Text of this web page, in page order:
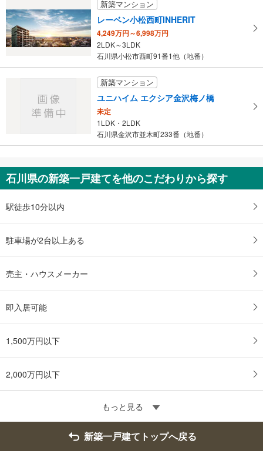
建物面積 -
小丸山台1丁目バス停より徒歩1分
新築マンション
レーベン小松西町INHERIT
4,249万円～6,998万円
2LDK～3LDK
石川県小松市西町91番1他（地番）
新築マンション
ユニハイム エクシア金沢梅ノ橋
未定
1LDK・2LDK
石川県金沢市並木町233番（地番）
石川県の新築一戸建てを他のこだわりから探す
駅徒歩10分以内
駐車場が2台以上ある
売主・ハウスメーカー
即入居可能
1,500万円以下
2,000万円以下
もっと見る
新築一戸建てトップへ戻る